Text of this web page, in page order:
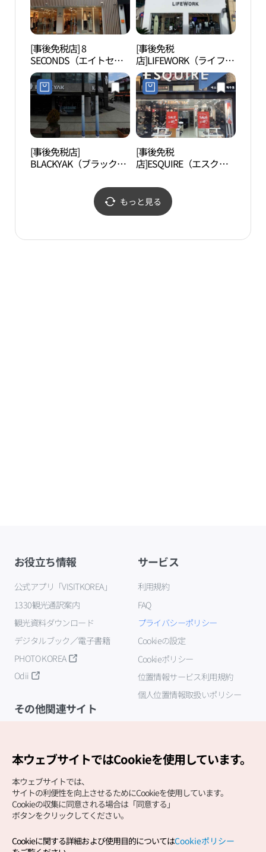
[事後免税店] 8
SECONDS（エイトセカ
ンズ）・チェジュジュン
アン（済州中央）店(에
잇세컨즈 제주중앙점)
[事後免税
店]LIFEWORK（ライフワ
ーク）・チェジュタプト
ン（済州塔洞）直営店
(라이프워크 제주탑동직
영점)
[事後免税店]
BLACKYAK（ブラックヤ
店(블랙야크 제주점)
[事後免税
店]ESQUIRE（エスクァ
州）店(에스콰이아 제주
점)
もっと見る
お役立ち情報
公式アプリ「VISITKOREA」
1330観光通訳案内
観光資料ダウンロード
デジタルブック／電子書籍
PHOTO KOREA
Odii
サービス
利用規約
FAQ
プライバシーポリシー
Cookieの設定
Cookieポリシー
位置情報サービス利用規約
個人位置情報取扱いポリシー
その他関連サイト
Copyright (c) Korea Tourism Organization All Rights
本ウェブサイトではCookieを使用しています。
本ウェブサイトでは、
サイトの利便性を向上させるためにCookieを使用しています。
Cookieの収集に同意される場合は「同意する」
ボタンをクリックしてください。
Cookieに関する詳細および使用目的についてはCookieポリシー